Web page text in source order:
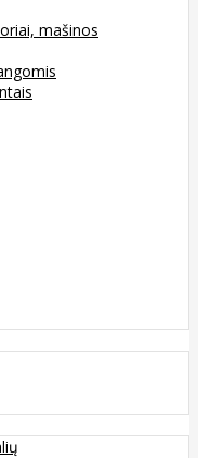
mašinos